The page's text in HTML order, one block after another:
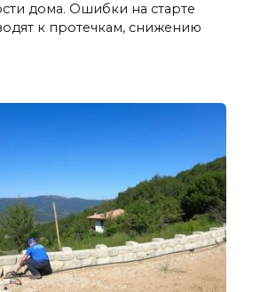
дома. Ошибки на старте
к протечкам, снижению